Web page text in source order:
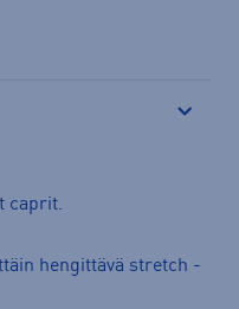
caprit.
hengittävä stretch -